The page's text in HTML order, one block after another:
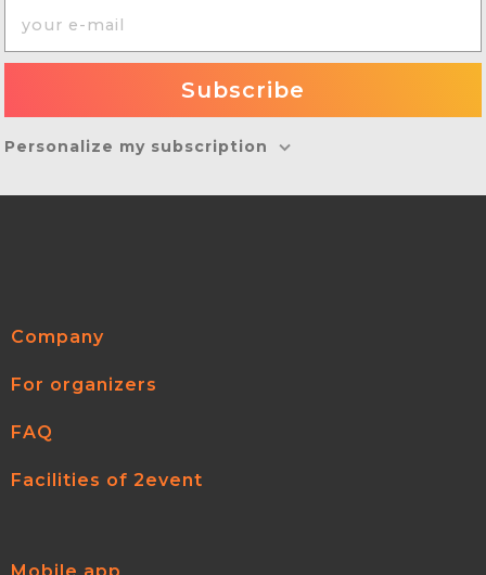
Personalize my subscription
Company
For organizers
FAQ
Facilities of 2event